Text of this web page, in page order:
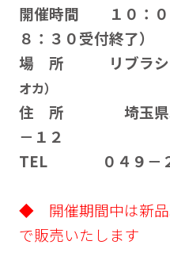
開催時間 １０：０
８：３０受付終了）
場 所 リブラシ
オカ）
住 所 埼玉県ふじ
－１２
TEL ０４９－２
◆ 開催期間中は新品
で販売いたします